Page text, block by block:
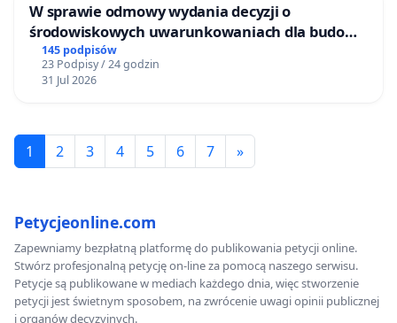
W sprawie odmowy wydania decyzji o
środowiskowych uwarunkowaniach dla budowy
zakładu wytwarzania biometanu „Krynki” w
Ostrowiu Południowym oraz ochrony
mieszkańców i Puszczy Knyszyńskiej
145 podpisów
23 Podpisy / 24 godzin
31 Jul 2026
1 2 3 4 5 6 7 »
Petycjeonline.com
Zapewniamy bezpłatną platformę do publikowania petycji online.
Stwórz profesjonalną petycję on-line za pomocą naszego serwisu.
Petycje są publikowane w mediach każdego dnia, więc stworzenie
petycji jest świetnym sposobem, na zwrócenie uwagi opinii publicznej
i organów decyzyjnych.